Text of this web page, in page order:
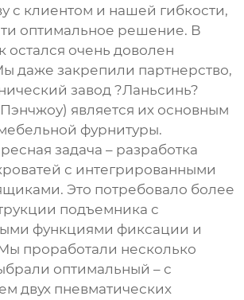
с клиентом и нашей гибкости,
оптимальное решение. В
остался очень доволен
даже закрепили партнерство,
завод ?Ланьсинь?
является их основным
фурнитуры.
задача – разработка
с интегрированными
Это потребовало более
подъемника с
функциями фиксации и
проработали несколько
оптимальный – с
двух пневматических